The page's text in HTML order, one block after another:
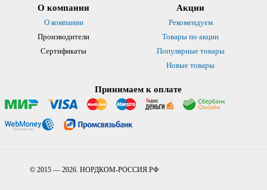
О компании
О компании
Производители
Сертификаты
Акции
Рекомендуем
Товары по акции
Популярные товары
Новые товары
Принимаем к оплате
© 2015 — 2026. НОРДКОМ-РОССИЯ.РФ